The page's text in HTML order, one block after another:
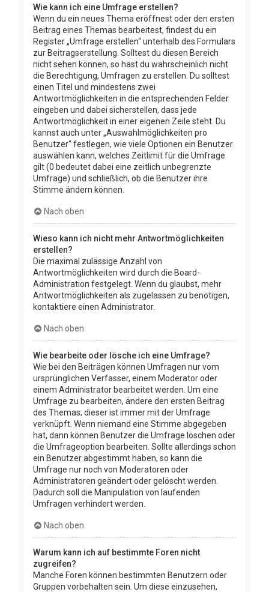
Wie kann ich eine Umfrage erstellen?
Wenn du ein neues Thema eröffnest oder den ersten
Beitrag eines Themas bearbeitest, findest du ein
Register „Umfrage erstellen“ unterhalb des Formulars
zur Beitragserstellung. Solltest du diesen Bereich
nicht sehen können, so hast du wahrscheinlich nicht
die Berechtigung, Umfragen zu erstellen. Du solltest
einen Titel und mindestens zwei
Antwortmöglichkeiten in die entsprechenden Felder
eingeben und dabei sicherstellen, dass jede
Antwortmöglichkeit in einer eigenen Zeile steht. Du
kannst auch unter „Auswahlmöglichkeiten pro
Benutzer“ festlegen, wie viele Optionen ein Benutzer
auswählen kann, welches Zeitlimit für die Umfrage
gilt (0 bedeutet dabei eine zeitlich unbegrenzte
Umfrage) und schließlich, ob die Benutzer ihre
Stimme ändern können.
Nach oben
Wieso kann ich nicht mehr Antwortmöglichkeiten
erstellen?
Die maximal zulässige Anzahl von
Antwortmöglichkeiten wird durch die Board-
Administration festgelegt. Wenn du glaubst, mehr
Antwortmöglichkeiten als zugelassen zu benötigen,
kontaktiere einen Administrator.
Nach oben
Wie bearbeite oder lösche ich eine Umfrage?
Wie bei den Beiträgen können Umfragen nur vom
ursprünglichen Verfasser, einem Moderator oder
einem Administrator bearbeitet werden. Um eine
Umfrage zu bearbeiten, ändere den ersten Beitrag
des Themas; dieser ist immer mit der Umfrage
verknüpft. Wenn niemand eine Stimme abgegeben
hat, dann können Benutzer die Umfrage löschen oder
die Umfrageoption bearbeiten. Sollte allerdings schon
ein Benutzer abgestimmt haben, so kann die
Umfrage nur noch von Moderatoren oder
Administratoren geändert oder gelöscht werden.
Dadurch soll die Manipulation von laufenden
Umfragen verhindert werden.
Nach oben
Warum kann ich auf bestimmte Foren nicht
zugreifen?
Manche Foren können bestimmten Benutzern oder
Gruppen vorbehalten sein. Um diese einzusehen,